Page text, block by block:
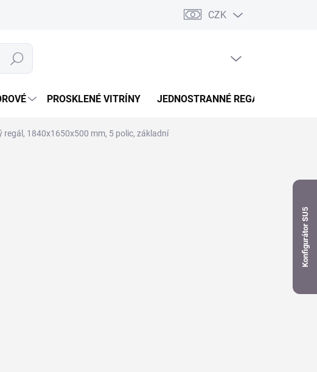
CZK
Hledat
PROSKLENÉ VITRÍNY JEDNOSTRANNÉ REGÁLY
regál, 1840x1650x500 mm, 5 polic, základní
Konfigurátor SU5